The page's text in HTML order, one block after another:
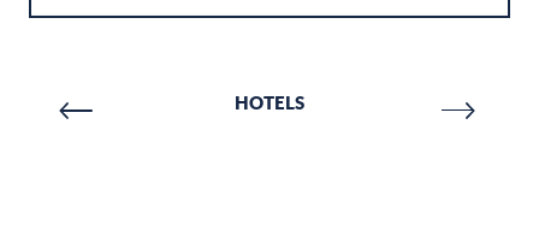
Verpflegung HOTELS